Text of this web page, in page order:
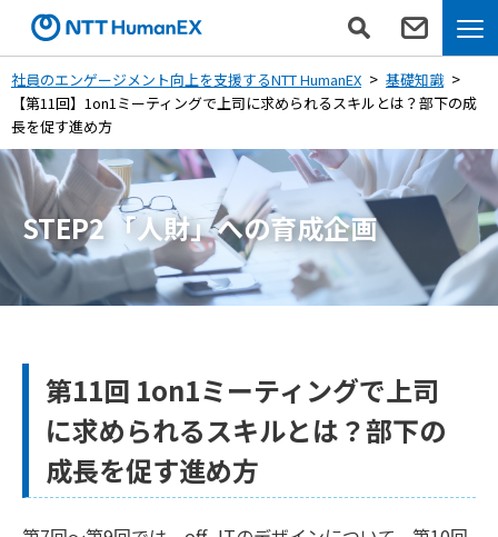
社員のエンゲージメント向上を支援するNTT HumanEX
基礎知識
【第11回】1on1ミーティングで上司に求められるスキルとは？部下の成
長を促す進め方
STEP2 「人財」への育成企画
第11回 1on1ミーティングで上司
に求められるスキルとは？部下の
成長を促す進め方